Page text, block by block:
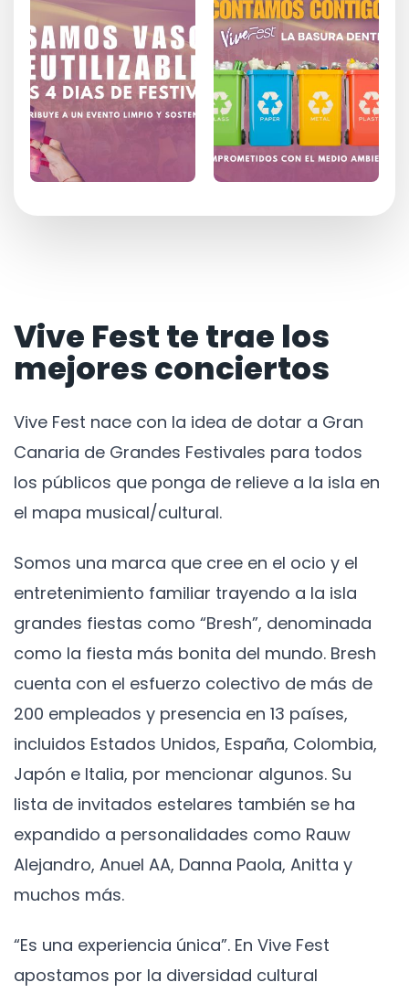
Vive Fest te trae los
mejores conciertos
Vive Fest nace con la idea de dotar a Gran
Canaria de Grandes Festivales para todos
los públicos que ponga de relieve a la isla en
el mapa musical/cultural.
Somos una marca que cree en el ocio y el
entretenimiento familiar trayendo a la isla
grandes fiestas como “Bresh”, denominada
como la fiesta más bonita del mundo. Bresh
cuenta con el esfuerzo colectivo de más de
200 empleados y presencia en 13 países,
incluidos Estados Unidos, España, Colombia,
Japón e Italia, por mencionar algunos. Su
lista de invitados estelares también se ha
expandido a personalidades como Rauw
Alejandro, Anuel AA, Danna Paola, Anitta y
muchos más.
“Es una experiencia única”. En Vive Fest
apostamos por la diversidad cultural